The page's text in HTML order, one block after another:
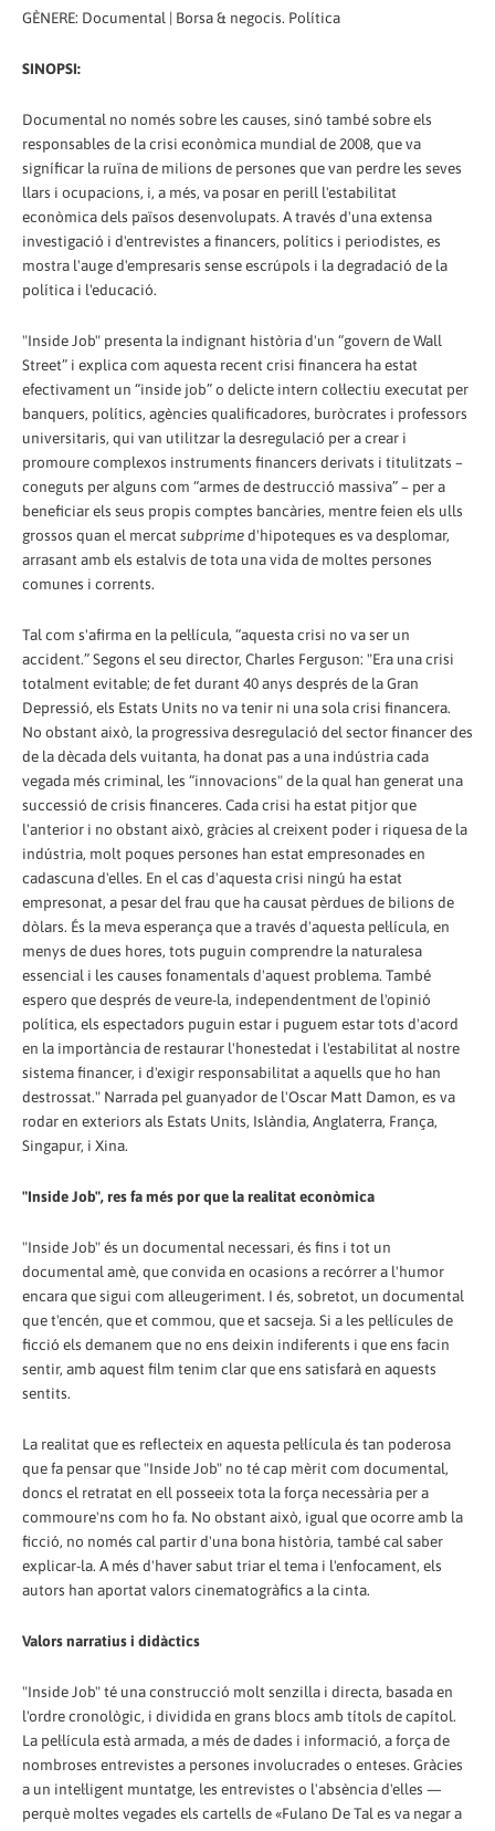
GÈNERE: Documental | Borsa & negocis. Política
SINOPSI:
Documental no només sobre les causes, sinó també sobre els
responsables de la crisi econòmica mundial de 2008, que va
signíficar la ruïna de milions de persones que van perdre les seves
llars i ocupacions, i, a més, va posar en perill l'estabilitat
econòmica dels països desenvolupats. A través d'una extensa
investigació i d'entrevistes a financers, polítics i periodistes, es
mostra l'auge d'empresaris sense escrúpols i la degradació de la
política i l'educació.
"Inside Job" presenta la indignant història d'un “govern de Wall
Street” i explica com aquesta recent crisi financera ha estat
efectivament un “inside job” o delicte intern col·lectiu executat per
banquers, polítics, agències qualificadores, buròcrates i professors
universitaris, qui van utilitzar la desregulació per a crear i
promoure complexos instruments financers derivats i titulitzats –
coneguts per alguns com “armes de destrucció massiva” – per a
beneficiar els seus propis comptes bancàries, mentre feien els ulls
grossos quan el mercat subprimed'hipoteques es va desplomar,
arrasant amb els estalvis de tota una vida de moltes persones
comunes i corrents.
Tal com s'afirma en la pel·lícula, “aquesta crisi no va ser un
accident.” Segons el seu director, Charles Ferguson: "Era una crisi
totalment evitable; de fet durant 40 anys després de la Gran
Depressió, els Estats Units no va tenir ni una sola crisi financera.
No obstant això, la progressiva desregulació del sector financer des
de la dècada dels vuitanta, ha donat pas a una indústria cada
vegada més criminal, les “innovacions" de la qual han generat una
successió de crisis financeres. Cada crisi ha estat pitjor que
l'anterior i no obstant això, gràcies al creixent poder i riquesa de la
indústria, molt poques persones han estat empresonades en
cadascuna d'elles. En el cas d'aquesta crisi ningú ha estat
empresonat, a pesar del frau que ha causat pèrdues de bilions de
dòlars. És la meva esperança que a través d'aquesta pel·lícula, en
menys de dues hores, tots puguin comprendre la naturalesa
essencial i les causes fonamentals d'aquest problema. També
espero que després de veure-la, independentment de l'opinió
política, els espectadors puguin estar i puguem estar tots d'acord
en la importància de restaurar l'honestedat i l'estabilitat al nostre
sistema financer, i d'exigir responsabilitat a aquells que ho han
destrossat." Narrada pel guanyador de l'Oscar Matt Damon, es va
rodar en exteriors als Estats Units, Islàndia, Anglaterra, França,
Singapur, i Xina.
"Inside Job", res fa més por que la realitat econòmica
"Inside Job" és un documental necessari, és fins i tot un
documental amè, que convida en ocasions a recórrer a l'humor
encara que sigui com alleugeriment. I és, sobretot, un documental
que t'encén, que et commou, que et sacseja. Si a les pel·lícules de
ficció els demanem que no ens deixin indiferents i que ens facin
sentir, amb aquest film tenim clar que ens satisfarà en aquests
sentits.
La realitat que es reflecteix en aquesta pel·lícula és tan poderosa
que fa pensar que "Inside Job" no té cap mèrit com documental,
doncs el retratat en ell posseeix tota la força necessària per a
commoure'ns com ho fa. No obstant això, igual que ocorre amb la
ficció, no només cal partir d'una bona història, també cal saber
explicar-la. A més d'haver sabut triar el tema i l'enfocament, els
autors han aportat valors cinematogràfics a la cinta.
Valors narratius i didàctics
"Inside Job" té una construcció molt senzilla i directa, basada en
l'ordre cronològic, i dividida en grans blocs amb títols de capítol.
La pel·lícula està armada, a més de dades i informació, a força de
nombroses entrevistes a persones involucrades o enteses. Gràcies
a un intel·ligent muntatge, les entrevistes o l'absència d'elles —
perquè moltes vegades els cartells de «Fulano De Tal es va negar a